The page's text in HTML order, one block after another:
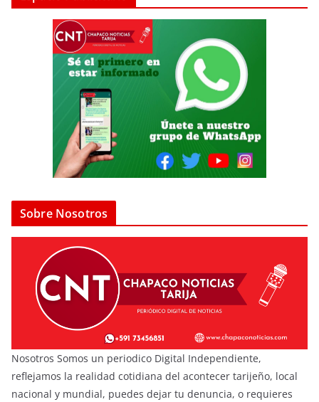
Sobre Nosotros
Nosotros Somos un periodico Digital Independiente,
reflejamos la realidad cotidiana del acontecer tarijeño, local
nacional y mundial, puedes dejar tu denuncia, o requieres